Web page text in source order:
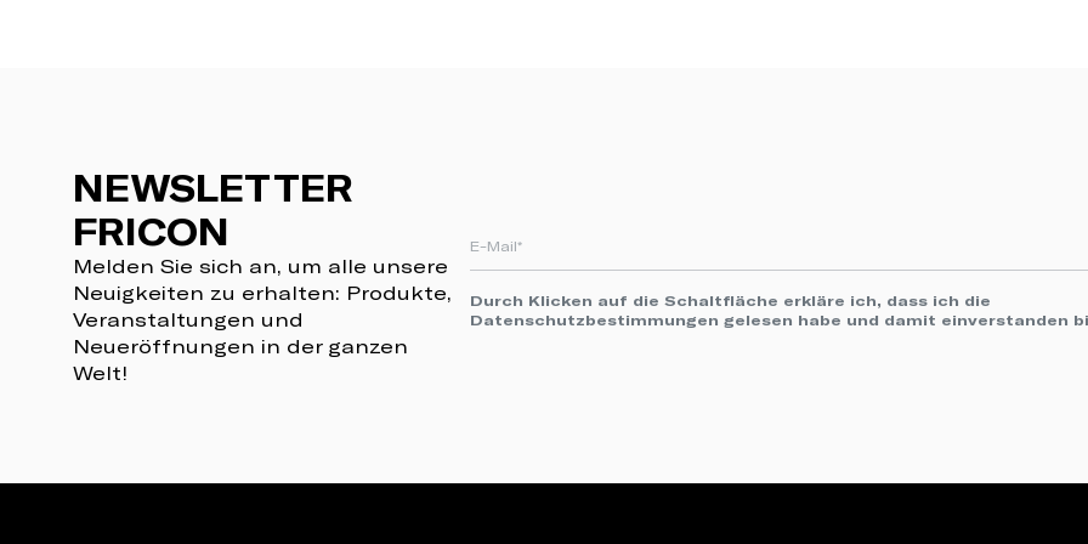
NEWSLETTER
FRICON
Melden Sie sich an, um alle unsere
Neuigkeiten zu erhalten: Produkte,
Veranstaltungen und
Neueröffnungen in der ganzen
Welt!
Durch Klicken auf die Schaltfläche erkläre ich, dass ich die
Datenschutzbestimmungen gelesen habe und damit einverstanden